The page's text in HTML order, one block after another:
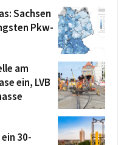
Sachsen
Pkw-
am
ein, LVB
30-